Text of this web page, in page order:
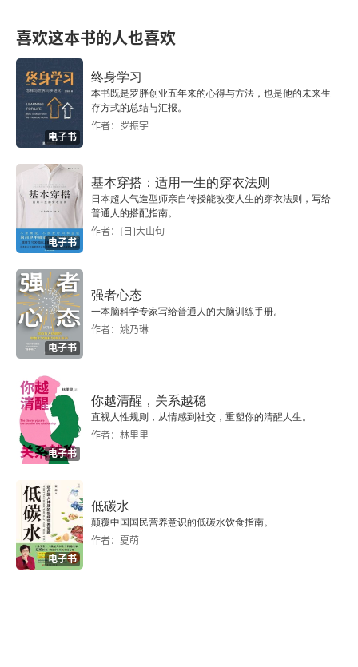
你听他的出了问题，他却不用负责。我们不是那些
高管经理，也不是富家子弟。赚的每一分钱我们都
恨不得掰成两半花，他给的方法实在是不适合我们
这些穷人。当然，如果你想看看富人也有烦恼，也
会不开心，也需要人指导如何读过一生，那么读读
也可以。没准哪一天你真的富了呢。还是需要这种
教人如何享受人生的书的。
创造空间，再建立保护机制，让梦想不再遥远。先
挤时间，再守时间，先把手头的事排开，腾出空
档，然后死守住这块时间去做自己想做的事。别等
以后，就从现在开始搞。先清理桌面，再买收纳
盒。如果桌上堆满了垃圾，买再贵的收纳盒也是白
搭。先把垃圾扔了（释放时间），再用收纳盒锁死
（保护时间）。4. 珍惜时间，不要用时间衡量价
值，真正的自由不是拥有更多时间，而是不再用时
间交换金钱，让时间成为自己的座右铭：当下即所
有。别把时间只当成钱，真正的自由，不是赚了多
少加班费，而是不想干的时候，可以说不。记住：
此时此刻，才是自己真正拥有的全部。送外卖员跑
一单赚一单的钱，停下来就没收入，这是用时间换
钱；作家写了一本书，睡觉的时候书还在卖钱，这
就解放了时间。自由就是当生病或想玩的时候，不
用为了生计被迫去出卖时间。总之，跳出被时间追
着跑的陷阱，夺回人生的主动权。拒绝做时间的打
工人，改做时间的主人。别忙着管理时间，先学会
掌控人生。
喜欢这本书的人也喜欢
电子书
终身学习
本书既是罗胖创业五年来的心得与方法，也是他的未来生
存方式的总结与汇报。
作者：罗振宇
电子书
基本穿搭：适用一生的穿衣法则
日本超人气造型师亲自传授能改变人生的穿衣法则，写给
普通人的搭配指南。
作者：[日]大山旬
电子书
强者心态
一本脑科学专家写给普通人的大脑训练手册。
作者：姚乃琳
电子书
你越清醒，关系越稳
直视人性规则，从情感到社交，重塑你的清醒人生。
作者：林里里
电子书
低碳水
颠覆中国国民营养意识的低碳水饮食指南。
作者：夏萌